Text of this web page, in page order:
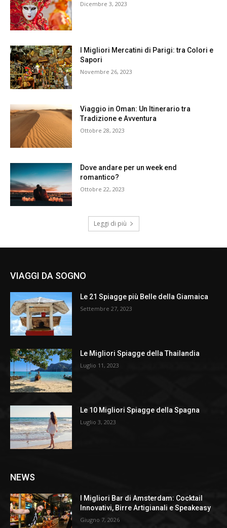
Dicembre 3, 2023
I Migliori Mercatini di Parigi: tra Colori e
Sapori
Novembre 26, 2023
Viaggio in Oman: Un Itinerario tra
Tradizione e Avventura
Ottobre 28, 2023
Dove andare per un week end
romantico?
Ottobre 22, 2023
Leggi di più
VIAGGI DA SOGNO
Le 21 Spiagge più Belle della Giamaica
Settembre 27, 2023
Le Migliori Spiagge della Thailandia
Luglio 11, 2023
Le 10 Migliori Spiagge della Spagna
Luglio 3, 2023
NEWS
I Migliori Bar di Amsterdam: Cocktail
Innovativi, Birre Artigianali e Speakeasy
Giugno 7, 2026